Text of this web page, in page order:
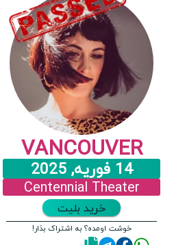
VANCOUVER
14 فوریه, 2025
Centennial Theater
خرید بلیت
خوشت اومده؟ به اشتراک بذار!